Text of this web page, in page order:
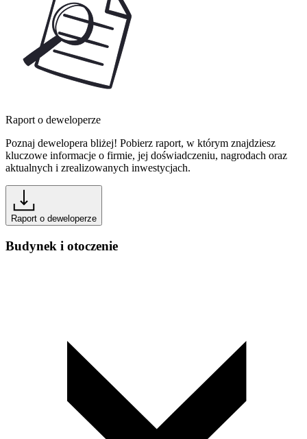
Raport o deweloperze
Poznaj dewelopera bliżej! Pobierz raport, w którym znajdziesz
kluczowe informacje o firmie, jej doświadczeniu, nagrodach oraz
aktualnych i zrealizowanych inwestycjach.
Raport o deweloperze
Budynek i otoczenie